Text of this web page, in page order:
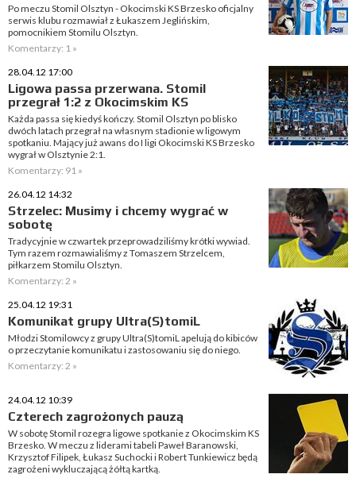
Po meczu Stomil Olsztyn - Okocimski KS Brzesko oficjalny
serwis klubu rozmawiał z Łukaszem Jeglińskim,
pomocnikiem Stomilu Olsztyn.
Komentarzy: 1 »
28.04.12 17:00
Ligowa passa przerwana. Stomil
przegrał 1:2 z Okocimskim KS
Każda passa się kiedyś kończy. Stomil Olsztyn po blisko
dwóch latach przegrał na własnym stadionie w ligowym
spotkaniu. Mający już awans do I ligi Okocimski KS Brzesko
wygrał w Olsztynie 2:1.
Komentarzy: 91 »
26.04.12 14:32
Strzelec: Musimy i chcemy wygrać w
sobotę
Tradycyjnie w czwartek przeprowadziliśmy krótki wywiad.
Tym razem rozmawialiśmy z Tomaszem Strzelcem,
piłkarzem Stomilu Olsztyn.
Komentarzy: 2 »
25.04.12 19:31
Komunikat grupy Ultra(S)tomiL
Młodzi Stomilowcy z grupy Ultra(S)tomiL apelują do kibiców
o przeczytanie komunikatu i zastosowaniu się do niego.
Komentarzy: 2 »
24.04.12 10:39
Czterech zagrożonych pauzą
W sobotę Stomil rozegra ligowe spotkanie z Okocimskim KS
Brzesko. W meczu z liderami tabeli Paweł Baranowski,
Krzysztof Filipek, Łukasz Suchocki i Robert Tunkiewicz będą
zagrożeni wykluczającą żółtą kartką.